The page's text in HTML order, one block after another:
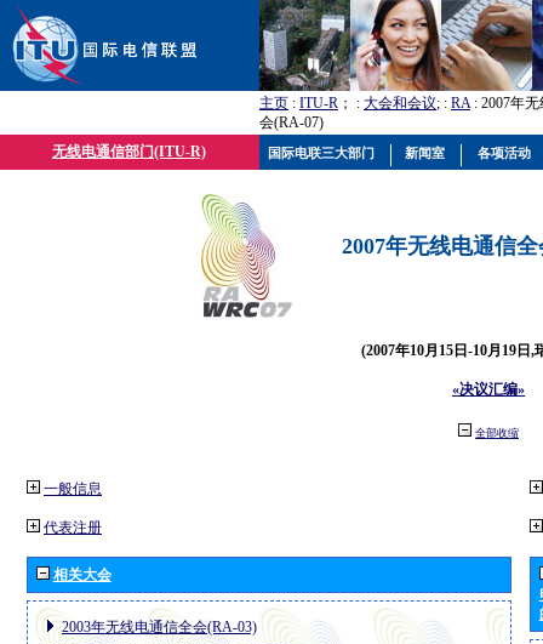
主页 : ITU-R ； : 大会和会议; : RA: 2007年
会(RA-07)
无线电通信部门(ITU-R)
2007年无线电通信
(2007年10月15日-10月19日,
«决议汇编»
全部收缩
一般信息
代表注册
相关大会
2003年无线电通信全会(RA-03)
国际电联三大部门 新闻室 各项活动